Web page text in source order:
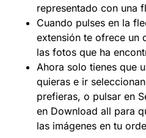
representado con una
Cuando pulses en la
extensión te ofrece un
las fotos que ha
Ahora solo tienes que
quieras e ir
prefieras, o pulsar en
en Download all para
las imágenes en tu